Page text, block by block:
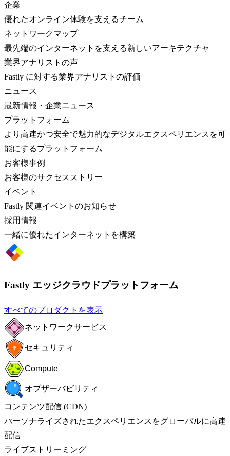
企業
優れたオンライン体験を支えるチーム
ネットワークマップ
最先端のインターネットを支える新しいアーキテクチャ
業界アナリストの声
Fastly に対する業界アナリストの評価
ニュース
最新情報・企業ニュース
プラットフォーム
より高速かつ安全で魅力的なデジタルエクスペリエンスを可
能にするプラットフォーム
お客様事例
お客様のサクセスストリー
イベント
Fastly 関連イベントのお知らせ
採用情報
一緒に優れたインターネットを構築
Fastly エッジクラウドプラットフォーム
すべてのプロダクトを表示
ネットワークサービス
セキュリティ
Compute
オブザーバビリティ
コンテンツ配信 (CDN)
パーソナライズされたエクスペリエンスをグローバルに高速
配信
ライブストリーミング